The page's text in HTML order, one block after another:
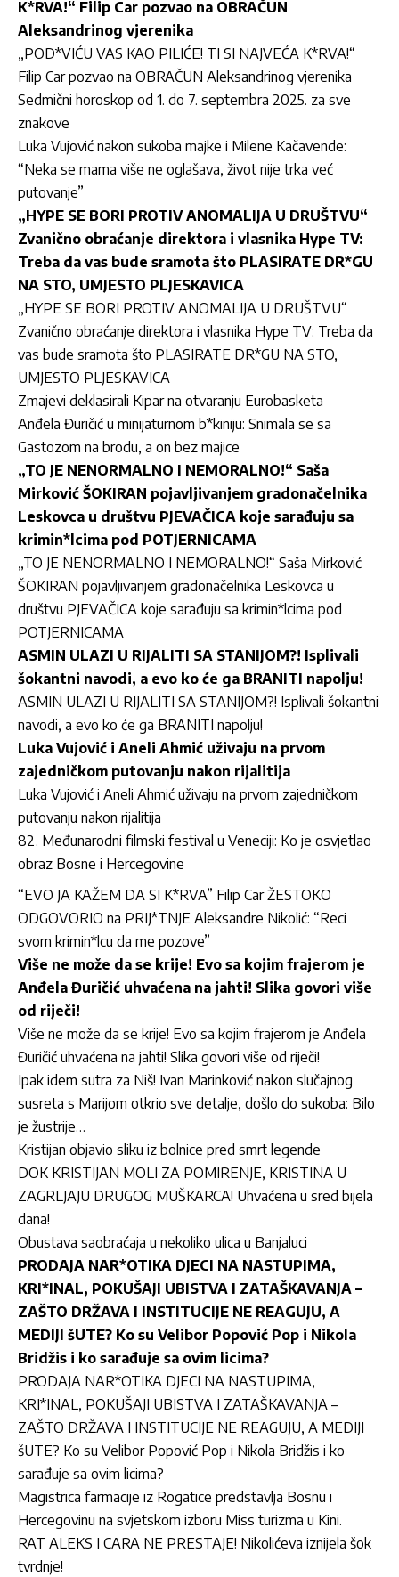
K*RVA!“ Filip Car pozvao na OBRAČUN
Aleksandrinog vjerenika
„POD*VIĆU VAS KAO PILIĆE! TI SI NAJVEĆA K*RVA!“
Filip Car pozvao na OBRAČUN Aleksandrinog vjerenika
Sedmični horoskop od 1. do 7. septembra 2025. za sve
znakove
Luka Vujović nakon sukoba majke i Milene Kačavende:
“Neka se mama više ne oglašava, život nije trka već
putovanje”
„HYPE SE BORI PROTIV ANOMALIJA U DRUŠTVU“
Zvanično obraćanje direktora i vlasnika Hype TV:
Treba da vas bude sramota što PLASIRATE DR*GU
NA STO, UMJESTO PLJESKAVICA
„HYPE SE BORI PROTIV ANOMALIJA U DRUŠTVU“
Zvanično obraćanje direktora i vlasnika Hype TV: Treba da
vas bude sramota što PLASIRATE DR*GU NA STO,
UMJESTO PLJESKAVICA
Zmajevi deklasirali Kipar na otvaranju Eurobasketa
Anđela Đuričić u minijaturnom b*kiniju: Snimala se sa
Gastozom na brodu, a on bez majice
„TO JE NENORMALNO I NEMORALNO!“ Saša
Mirković ŠOKIRAN pojavljivanjem gradonačelnika
Leskovca u društvu PJEVAČICA koje sarađuju sa
krimin*lcima pod POTJERNICAMA
„TO JE NENORMALNO I NEMORALNO!“ Saša Mirković
ŠOKIRAN pojavljivanjem gradonačelnika Leskovca u
društvu PJEVAČICA koje sarađuju sa krimin*lcima pod
POTJERNICAMA
ASMIN ULAZI U RIJALITI SA STANIJOM?! Isplivali
šokantni navodi, a evo ko će ga BRANITI napolju!
ASMIN ULAZI U RIJALITI SA STANIJOM?! Isplivali šokantni
navodi, a evo ko će ga BRANITI napolju!
Luka Vujović i Aneli Ahmić uživaju na prvom
zajedničkom putovanju nakon rijalitija
Luka Vujović i Aneli Ahmić uživaju na prvom zajedničkom
putovanju nakon rijalitija
Međunarodni filmski festival u Veneciji: Ko je osvjetlao
obraz Bosne i Hercegovine
“EVO JA KAŽEM DA SI K*RVA” Filip Car ŽESTOKO
ODGOVORIO na PRIJ*TNJE Aleksandre Nikolić: “Reci
svom krimin*lcu da me pozove”
Više ne može da se krije! Evo sa kojim frajerom je
Anđela Đuričić uhvaćena na jahti! Slika govori više
od riječi!
Više ne može da se krije! Evo sa kojim frajerom je Anđela
Đuričić uhvaćena na jahti! Slika govori više od riječi!
Ipak idem sutra za Niš! Ivan Marinković nakon slučajnog
susreta s Marijom otkrio sve detalje, došlo do sukoba: Bilo
je žustrije…
Kristijan objavio sliku iz bolnice pred smrt legende
DOK KRISTIJAN MOLI ZA POMIRENJE, KRISTINA U
ZAGRLJAJU DRUGOG MUŠKARCA! Uhvaćena u sred bijela
dana!
Obustava saobraćaja u nekoliko ulica u Banjaluci
PRODAJA NAR*OTIKA DJECI NA NASTUPIMA,
KRI*INAL, POKUŠAJI UBISTVA I ZATAŠKAVANJA –
ZAŠTO DRŽAVA I INSTITUCIJE NE REAGUJU, A
MEDIJI šUTE? Ko su Velibor Popović Pop i Nikola
Bridžis i ko sarađuje sa ovim licima?
PRODAJA NAR*OTIKA DJECI NA NASTUPIMA,
KRI*INAL, POKUŠAJI UBISTVA I ZATAŠKAVANJA –
ZAŠTO DRŽAVA I INSTITUCIJE NE REAGUJU, A MEDIJI
šUTE? Ko su Velibor Popović Pop i Nikola Bridžis i ko
sarađuje sa ovim licima?
Magistrica farmacije iz Rogatice predstavlja Bosnu i
Hercegovinu na svjetskom izboru Miss turizma u Kini.
RAT ALEKS I CARA NE PRESTAJE! Nikolićeva iznijela šok
tvrdnje!